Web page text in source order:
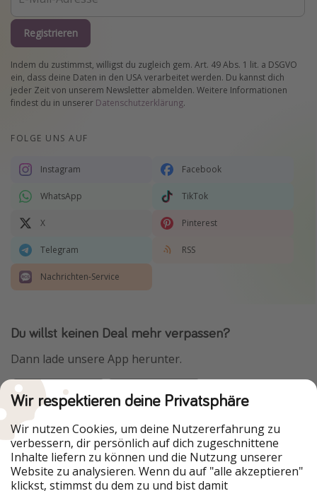
Registrieren
Indem du zustimmst, willigst du zugleich gem. Art. 49 Abs. 1 lit. a DSGVO
ein, dass deine Daten in den USA verarbeitet werden. Du kannst dich
jeder Zeit von unserem Newsletter abmelden. Weitere Informationen
findest du in unserer Datenschutzerklärung.
FOLGE UNS AUF
Instagram Facebook
WhatsApp TikTok
X Pinterest
Telegram RSS
Nachrichten-Service
Du willst keinen Deal mehr verpassen?
Dann lade unsere App herunter.
Urlaubspiraten ist Teil der HolidayPirates Group
Unsere Märkte
PiratinViaggio
HolidayPirates
Wir respektieren deine Privatsphäre
Wir nutzen Cookies, um deine Nutzererfahrung zu
verbessern, dir persönlich auf dich zugeschnittene
Inhalte liefern zu können und die Nutzung unserer
Website zu analysieren. Wenn du auf "alle akzeptieren"
klickst, stimmst du dem zu und bist damit